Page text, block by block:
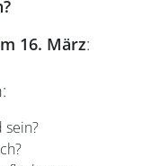
16. März:
sein?